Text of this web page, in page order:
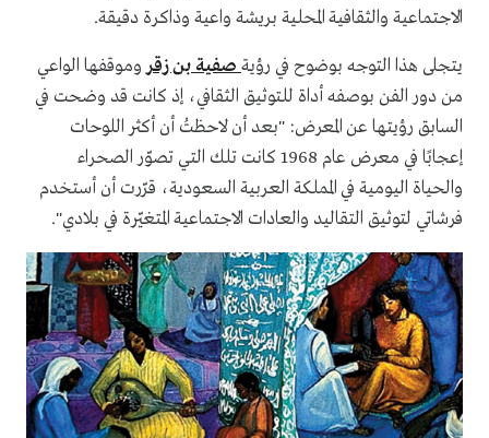
الاجتماعية والثقافية المحلية بريشة واعية وذاكرة دقيقة.
يتجلى هذا التوجه بوضوح في رؤية صفية بن زقر وموقفها الواعي
من دور الفن بوصفه أداة للتوثيق الثقافي، إذ كانت قد وضحت في
السابق رؤيتها عن المعرض: "بعد أن لاحظتُ أن أكثر اللوحات
إعجابًا في معرض عام 1968 كانت تلك التي تصوّر الصحراء
والحياة اليومية في المملكة العربية السعودية، قرّرت أن أستخدم
فرشاتي لتوثيق التقاليد والعادات الاجتماعية المتغيّرة في بلادي".